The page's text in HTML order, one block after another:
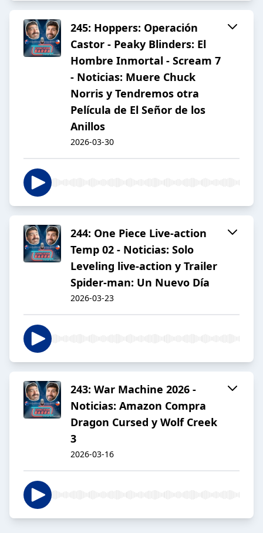
245: Hoppers: Operación
Castor - Peaky Blinders: El
Hombre Inmortal - Scream 7
- Noticias: Muere Chuck
Norris y Tendremos otra
Película de El Señor de los
Anillos
2026-03-30
244: One Piece Live-action
Temp 02 - Noticias: Solo
Leveling live-action y Trailer
Spider-man: Un Nuevo Día
2026-03-23
243: War Machine 2026 -
Noticias: Amazon Compra
Dragon Cursed y Wolf Creek
3
2026-03-16